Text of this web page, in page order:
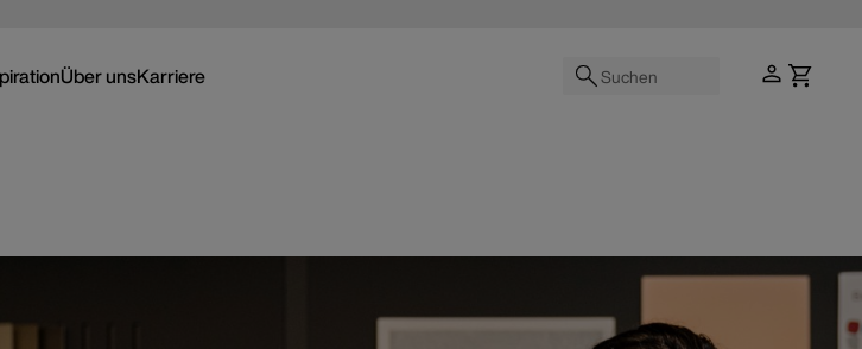
Suchen
Über unsKarriere